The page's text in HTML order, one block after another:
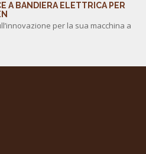
A BANDIERA ELETTRICA PER
per la sua macchina a